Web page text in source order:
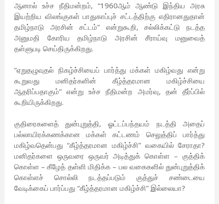
ஆனால் உச்ச நீதிமன்றம், “1960ஆம் ஆண்டு இந்திய அரசு
இயற்றிய விலங்குகள் பாதுகாப்புச் சட்டத்திற்கு எதிரானதுதான்
தமிழ்நாடு அரசின் சட்டம்” என்றுகூறி, சல்லிக்கட்டு நடத்த
அனுமதி கோரிய தமிழ்நாடு அரசின் சீராய்வு மனுவைத்
தள்ளுபடி செய்திருக்கிறது.
“ஏறுதழுவுதல் நிகழ்ச்சியைப் பார்த்து மக்கள் மகிழ்வது என்று
கூறுவது மனிதர்களின் கீழ்த்தரமான மகிழ்ச்சியை
ஆதரிப்பதாகும்” என்று உச்ச நீதிமன்ற அமர்வு, தன் தீர்ப்பில்
கூறியிருக்கிறது.
குதிரைகளைத் துன்புறுத்தி, ஓட்டப்பந்தயம் நடத்தி அதைப்
பல்லாயிரக்கணக்கான மக்கள் கட்டணம் செலுத்திப் பார்த்து
மகிழ்வதென்பது “கீழ்த்தரமான மகிழ்ச்சி” வகையில் சேராதா?
மனிதர்களை ஒருவரை ஒருவர் அடித்துக் கொள்ள – குத்திக்
கொள்ள – கீழேத் தள்ளி மிதிக்க – பல வகைகளில் துன்புறுத்திக்
கொள்ளச் சொல்லி நடத்தப்படும் குத்துச் சண்டையை
வேடிக்கைப் பார்ப்பது “கீழ்த்தரமான மகிழ்ச்சி” இல்லையா?